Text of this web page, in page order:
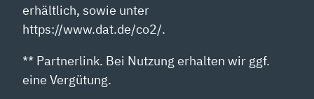
erhältlich, sowie unter
https://www.dat.de/co2/.
** Partnerlink. Bei Nutzung erhalten wir ggf.
eine Vergütung.